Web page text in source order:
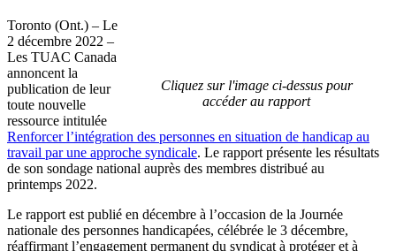
Cliquez sur l'image ci-dessus pour
accéder au rapport
Toronto (Ont.) – Le
2 décembre 2022 –
Les TUAC Canada
annoncent la
publication de leur
toute nouvelle
ressource intitulée
Renforcer l’intégration des personnes en situation de handicap au
travail par une approche syndicale. Le rapport présente les résultats
de son sondage national auprès des membres distribué au
printemps 2022.
Le rapport est publié en décembre à l’occasion de la Journée
nationale des personnes handicapées, célébrée le 3 décembre,
réaffirmant l’engagement permanent du syndicat à protéger et à